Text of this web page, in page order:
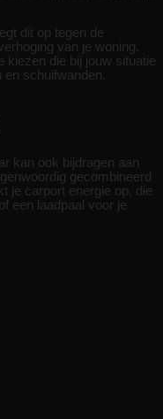
dit op tegen de
van je woning.
kiezen die bij jouw situatie
en schuifwanden.
kan ook bijdragen aan
gecombineerd
je carport energie op, die
een laadpaal voor je